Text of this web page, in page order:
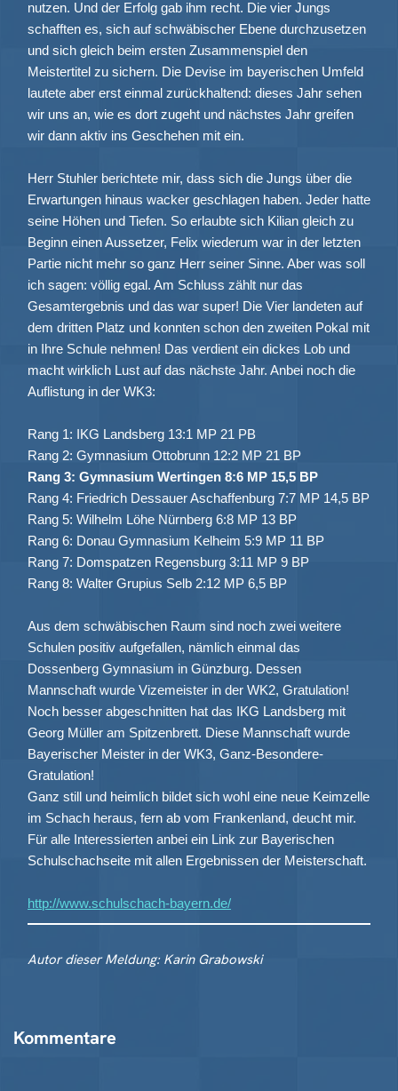
nutzen. Und der Erfolg gab ihm recht. Die vier Jungs
schafften es, sich auf schwäbischer Ebene durchzusetzen
und sich gleich beim ersten Zusammenspiel den
Meistertitel zu sichern. Die Devise im bayerischen Umfeld
lautete aber erst einmal zurückhaltend: dieses Jahr sehen
wir uns an, wie es dort zugeht und nächstes Jahr greifen
wir dann aktiv ins Geschehen mit ein.
Herr Stuhler berichtete mir, dass sich die Jungs über die
Erwartungen hinaus wacker geschlagen haben. Jeder hatte
seine Höhen und Tiefen. So erlaubte sich Kilian gleich zu
Beginn einen Aussetzer, Felix wiederum war in der letzten
Partie nicht mehr so ganz Herr seiner Sinne. Aber was soll
ich sagen: völlig egal. Am Schluss zählt nur das
Gesamtergebnis und das war super! Die Vier landeten auf
dem dritten Platz und konnten schon den zweiten Pokal mit
in Ihre Schule nehmen! Das verdient ein dickes Lob und
macht wirklich Lust auf das nächste Jahr. Anbei noch die
Auflistung in der WK3:
Rang 1: IKG Landsberg 13:1 MP 21 PB
Rang 2: Gymnasium Ottobrunn 12:2 MP 21 BP
Rang 3: Gymnasium Wertingen 8:6 MP 15,5 BP
Rang 4: Friedrich Dessauer Aschaffenburg 7:7 MP 14,5 BP
Rang 5: Wilhelm Löhe Nürnberg 6:8 MP 13 BP
Rang 6: Donau Gymnasium Kelheim 5:9 MP 11 BP
Rang 7: Domspatzen Regensburg 3:11 MP 9 BP
Rang 8: Walter Grupius Selb 2:12 MP 6,5 BP
Aus dem schwäbischen Raum sind noch zwei weitere
Schulen positiv aufgefallen, nämlich einmal das
Dossenberg Gymnasium in Günzburg. Dessen
Mannschaft wurde Vizemeister in der WK2, Gratulation!
Noch besser abgeschnitten hat das IKG Landsberg mit
Georg Müller am Spitzenbrett. Diese Mannschaft wurde
Bayerischer Meister in der WK3, Ganz-Besondere-
Gratulation!
Ganz still und heimlich bildet sich wohl eine neue Keimzelle
im Schach heraus, fern ab vom Frankenland, deucht mir.
Für alle Interessierten anbei ein Link zur Bayerischen
Schulschachseite mit allen Ergebnissen der Meisterschaft.
http://www.schulschach-bayern.de/
Autor dieser Meldung: Karin Grabowski
Kommentare